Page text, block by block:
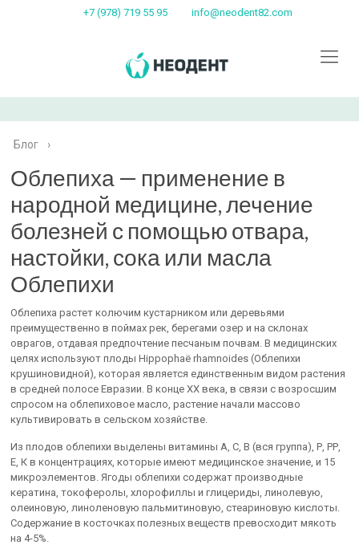
+7 (978) 719 55 95 info@neodent82.com
Блог ›
Облепиха — применение в
народной медицине, лечение
болезней с помощью отвара,
настойки, сока или масла
Облепихи
Облепиха растет колючим кустарником или деревьями
преимущественно в поймах рек, берегами озер и на склонах
оврагов, отдавая предпочтение песчаным почвам. В медицинских
целях используют плоды Hippophaë rhamnoides (Облепихи
крушиновидной), которая является единственным видом растения
в средней полосе Евразии. В конце ХХ века, в связи с возросшим
спросом на облепиховое масло, растение начали массово
культивировать в сельском хозяйстве.
Из плодов облепихи выделены витамины А, С, В (вся группа), Р, РР,
Е, К в концентрациях, которые имеют медицинское значение, и 15
микроэлементов. Ягоды облепихи содержат производные
кератина, токоферолы, хлорофиллы и глицериды, линолевую,
олеиновую, линоленовую пальмитиновую, стеариновую кислоты.
Содержание в косточках полезных веществ превосходит мякоть
на 4-5%.